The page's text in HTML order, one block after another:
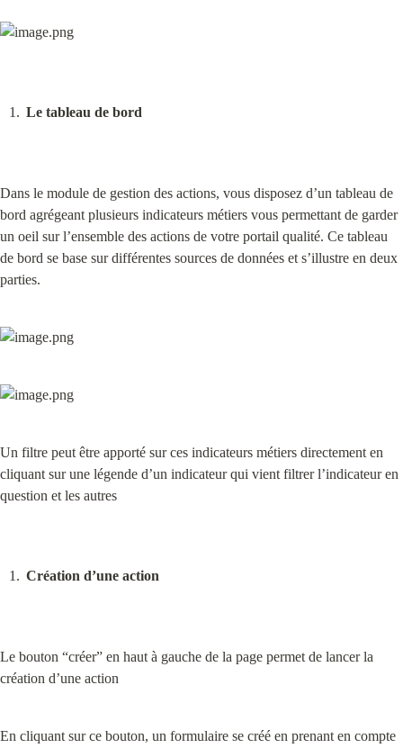
Le tableau de bord
Dans le module de gestion des actions, vous disposez d’un tableau de
bord agrégeant plusieurs indicateurs métiers vous permettant de garder
un oeil sur l’ensemble des actions de votre portail qualité. Ce tableau
de bord se base sur différentes sources de données et s’illustre en deux
parties.
Un filtre peut être apporté sur ces indicateurs métiers directement en
cliquant sur une légende d’un indicateur qui vient filtrer l’indicateur en
question et les autres
Création d’une action
Le bouton “créer” en haut à gauche de la page permet de lancer la
création d’une action
En cliquant sur ce bouton, un formulaire se créé en prenant en compte